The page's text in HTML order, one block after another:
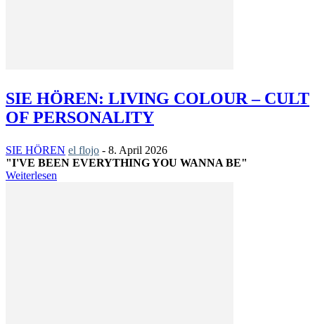
SIE HÖREN: LIVING COLOUR – CULT
OF PERSONALITY
SIE HÖREN el flojo - 8. April 2026
"I'VE BEEN EVERYTHING YOU WANNA BE"
Weiterlesen